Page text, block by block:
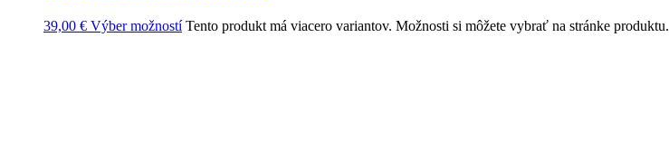
39,00 € Výber možností Tento produkt má viacero variantov. Možnosti si môžete vybrať na stránke produktu.